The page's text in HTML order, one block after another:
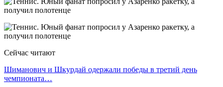
Сейчас читают
Шиманович и Шкурдай одержали победы в третий день
чемпионата…